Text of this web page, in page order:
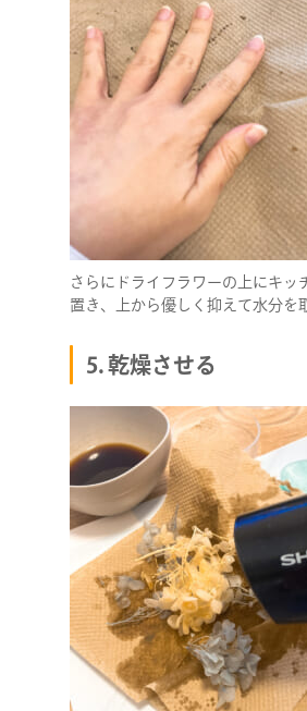
COMPANY
SERVICE
STAFF BLOG
NEWS
CONTACT
さらにドライフラワーの上にキッ
置き、上から優しく抑えて水分を
5. 乾燥させる